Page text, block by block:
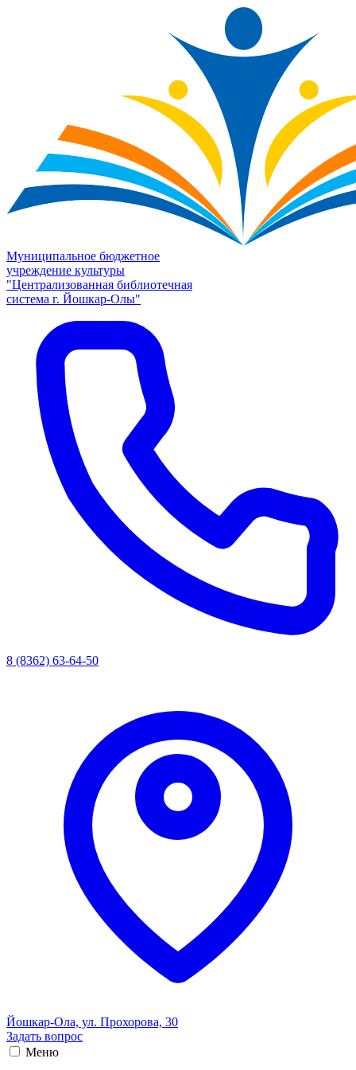
Муниципальное бюджетное
учреждение культуры
"Централизованная библиотечная
система г. Йошкар-Олы"
8 (8362) 63-64-50
Йошкар-Ола, ул. Прохорова, 30
Задать вопрос
Меню